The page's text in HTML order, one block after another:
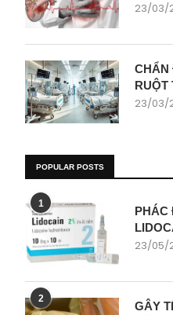
23/03/
CHẨN
RUỘT
23/03/
POPULAR POSTS
1
PHÁC
23/05/
2
GÂY